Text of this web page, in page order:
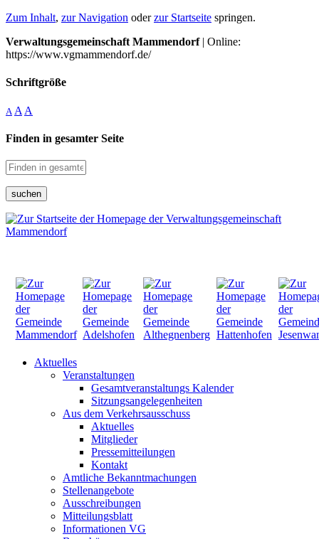
Zum Inhalt, zur Navigation oderzur Startseite springen.
Verwaltungsgemeinschaft Mammendorf| Online:
https://www.vgmammendorf.de/
Schriftgröße
A A A
Finden in gesamter Seite
suchen
Aktuelles
Veranstaltungen
Gesamtveranstaltungs Kalender
Sitzungsangelegenheiten
Aus dem Verkehrsausschuss
Aktuelles
Mitglieder
Pressemitteilungen
Kontakt
Amtliche Bekanntmachungen
Stellenangebote
Ausschreibungen
Mitteilungsblatt
Informationen VG